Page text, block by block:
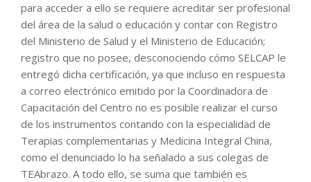
para acceder a ello se requiere acreditar ser profesional
del área de la salud o educación y contar con Registro
del Ministerio de Salud y el Ministerio de Educación;
registro que no posee, desconociendo cómo SELCAP le
entregó dicha certificación, ya que incluso en respuesta
a correo electrónico emitido por la Coordinadora de
Capacitación del Centro no es posible realizar el curso
de los instrumentos contando con la especialidad de
Terapias complementarias y Medicina Integral China,
como el denunciado lo ha señalado a sus colegas de
TEAbrazo. A todo ello, se suma que también es